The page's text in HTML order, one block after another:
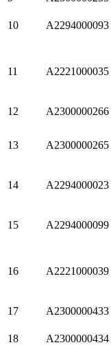
10 A2294000093
11 A2221000035
12 A2300000266
13 A2300000265
14 A2294000023
15 A2294000099
16 A2221000039
17 A2300000433
18 A2300000434